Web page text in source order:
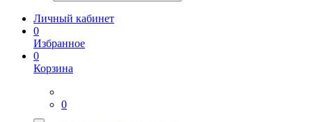
Личный кабинет
0
Избранное
0
Корзина
0